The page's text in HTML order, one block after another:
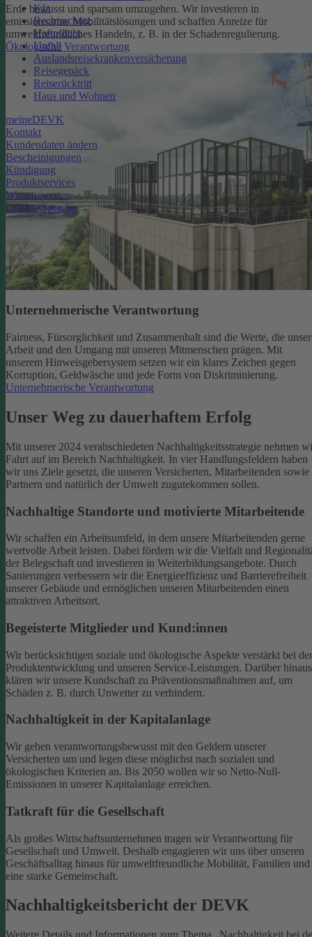
Kfz
Rechtsschutz
Haftpflicht
Unfall
Auslandsreisekrankenversicherung
Reisegepäck
Reiserücktritt
Haus und Wohnen
meineDEVK
Kontakt
Kundendaten ändern
Bescheinigungen
Kündigung
Produktservices
Wissenswertes
Leichte Sprache
Erde bewusst und sparsam umzugehen. Wir investieren in
emissionsarme Mobilitätslösungen und schaffen Anreize für
umweltfreundliches Handeln, z. B. in der Schadenregulierung.
Ökologische Verantwortung
Unternehmerische Verantwortung
Fairness, Fürsorglichkeit und Zusammenhalt sind die Werte, die
Arbeit und den Umgang mit unseren Mitmenschen prägen. Mit
unserem Hinweisgebersystem setzen wir ein klares Zeichen gegen
Korruption, Geldwäsche und jede Form von Diskriminierung.
Unternehmerische Verantwortung
Unser Weg zu dauerhaftem Erfolg
Mit unserer 2024 verabschiedeten Nachhaltigkeitsstrategie nehmen
Fahrt auf im Bereich Nachhaltigkeit. In vier Handlungsfeldern haben
wir uns Ziele gesetzt, die unseren Versicherten, Mitarbeitenden sowie
Partnern und natürlich der Umwelt zugutekommen sollen.
Nachhaltige Standorte und motivierte Mitarbeitende
Wir schaffen ein Arbeitsumfeld, in dem unsere Mitarbeitenden gerne
wertvolle Arbeit leisten. Dabei fördern wir die Vielfalt und
der Belegschaft und investieren in Weiterbildungsangebote. Durch
Sanierungen verbessern wir die Energieeffizienz und Barrierefreiheit
unserer Gebäude und ermöglichen unseren Mitarbeitenden einen
attraktiven Arbeitsort.
Begeisterte Mitglieder und Kund:innen
Wir berücksichtigen soziale und ökologische Aspekte verstärkt bei der
Produktentwicklung und unseren Service-Leistungen. Darüber hinaus
klären wir unsere Kundschaft zu Präventionsmaßnahmen auf, um
Schäden z. B. durch Unwetter zu verhindern.
Nachhaltigkeit in der Kapitalanlage
Wir gehen verantwortungsbewusst mit den Geldern unserer
Versicherten um und legen diese möglichst nach sozialen und
ökologischen Kriterien an. Bis 2050 wollen wir so Netto-Null-
Emissionen in unserer Kapitalanlage erreichen.
Tatkraft für die Gesellschaft
Als großes Wirtschaftsunternehmen tragen wir Verantwortung für
Gesellschaft und Umwelt. Deshalb engagieren wir uns über unseren
Geschäftsalltag hinaus für umweltfreundliche Mobilität, Familien und
eine starke Gemeinschaft.
Nachhaltigkeitsbericht der DEVK